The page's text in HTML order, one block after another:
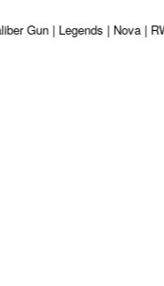
Gun | Legends | Nova |